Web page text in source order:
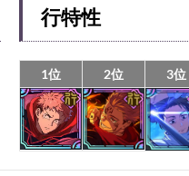
行特性
1位 2位 3位